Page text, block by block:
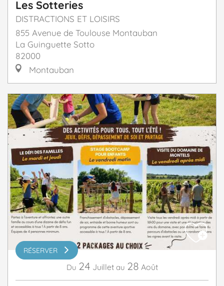
Les Sotteries
DISTRACTIONS ET LOISIRS
855 Avenue de Toulouse Montauban
La Guinguette Sotto
82000
Montauban
RÉSERVER
Du 24 Juillet au 28 Août